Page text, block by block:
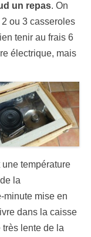
un repas. On
ou 3 casseroles
tenir au frais 6
électrique, mais
température
la
minute mise en
dans la caisse
lente de la